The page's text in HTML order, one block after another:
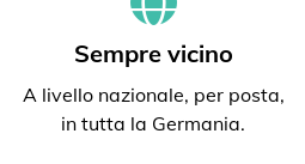
Sempre vicino
A livello nazionale, per posta,
in tutta la Germania.